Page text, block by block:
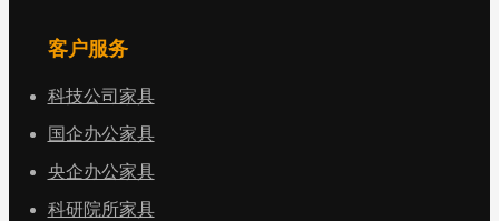
客户服务
科技公司家具
国企办公家具
央企办公家具
科研院所家具